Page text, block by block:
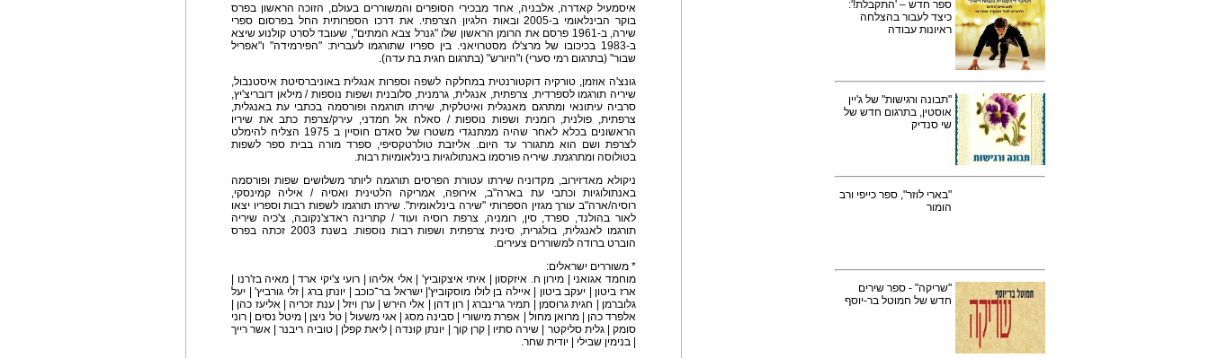
ספר חדש – 'התקבלת!':
כיצד לעבור בהצלחה
ראיונות עבודה
"תבונה ורגישות" של ג'יין
אוסטין, בתרגום חדש של
שי סנדיק
"בארי לוזר", ספר כייפי ורב
הומור
"שריקה" - ספר שירים
חדש של חמוטל בר-יוסף
איסמעיל קאדרה, אלבניה, אחד מבכירי הסופרים והמשוררים בעולם, הזוכה הראשון בפרס
בוקר הבינלאומי ב-2005 ובאות הלגיון הצרפתי. את דרכו הספרותית החל בפרסום ספרי
שירה, ב-1961 פרסם את הרומן הראשון שלו "גנרל צבא המתים", שעובד לסרט קולנוע שיצא
ב-1983 בכיכובו של מרצ'לו מסטרויאני. בין ספריו שתורגמו לעברית: "הפירמידה" ו"אפריל
שבור" (בתרגום רמי סערי) ו"היורש" (בתרגום חגית בת עדה).
גונצ'ה אוזמן, טורקיה דוקטורנטית במחלקה לשפה וספרות אנגלית באוניברסיטת איסטנבול,
שיריה תורגמו לספרדית, צרפתית, אנגלית, גרמנית, סלובנית ושפות נוספות / מילאן דובריצ'יץ,
סרביה עיתונאי ומתרגם מאנגלית ואיטלקית, שירתו תורגמה ופורסמה בכתבי עת באנגלית,
צרפתית, פולנית, רומנית ושפות נוספות / סאלח אל חמדני, עירק/צרפת כתב את שיריו
הראשונים בכלא לאחר שהיה ממתנגדי משטרו של סאדם חוסיין ב 1975 הצליח להימלט
לצרפת ושם הוא מתגורר עד היום. אליזבת טולרטקסיפי, ספרד מורה בבית ספר לשפות
בטולוסה ומתרגמת. שיריה פורסמו באנתולוגיות בינלאומיות רבות.
ניקולא מאדזירוב, מקדוניה שירתו עטורת הפרסים תורגמה ליותר משלושים שפות ופורסמה
באנתולוגיות וכתבי עת בארה"ב, אירופה, אמריקה הלטינית ואסיה / איליה קמינסקי,
רוסיה/ארה"ב עורך מגזין הספרותי "שירה בינלאומית". שירתו תורגמו לשפות רבות וספריו יצאו
לאור בהולנד, ספרד, סין, רומניה, צרפת רוסיה ועוד / קתרינה ראדצ'נקובה, צ'כיה שיריה
תורגמו לאנגלית, בולגרית, סינית צרפתית ושפות רבות נוספות. בשנת 2003 זכתה בפרס
הוברט ברודה למשוררים צעירים.
* משוררים ישראלים:
מוחמד אגואני | מירון ח. איזקסון | איתי איצקוביץ' | אלי אליהו | רועי צ'יקי ארד | מאיה בז'רנו |
ארז ביטון | יעקב ביטון | איילה בן לולו מוסקוביץ'| ישראל בר־כוכב | יונתן ברג | זלי גורביץ' | יעל
גלוברמן | חגית גרוסמן | תמיר גרינברג | רון דהן | אלי הירש | ערן ויזל | ענת זכריה | אליעז כהן |
אלפרד כהן | מרואן מחול | אפרת מישורי | סבינה מסג | אגי משעול | טל ניצן | מיטל נסים | רוני
סומק | גלית סליקטר | שירה סתיו | קרן קוך | יונתן קוּנדה | ליאת קפלן | טוביה ריבנר | אשר רייך
| בנימין שבילי | יודית שחר.